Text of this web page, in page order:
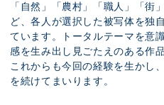
「自然」「農村」「職人」「街
ど、各人が選択した被写体を独
ています。トータルテーマを意
感を生み出し見ごたえのある作
これからも今回の経験を生かし
を続けてまいります。